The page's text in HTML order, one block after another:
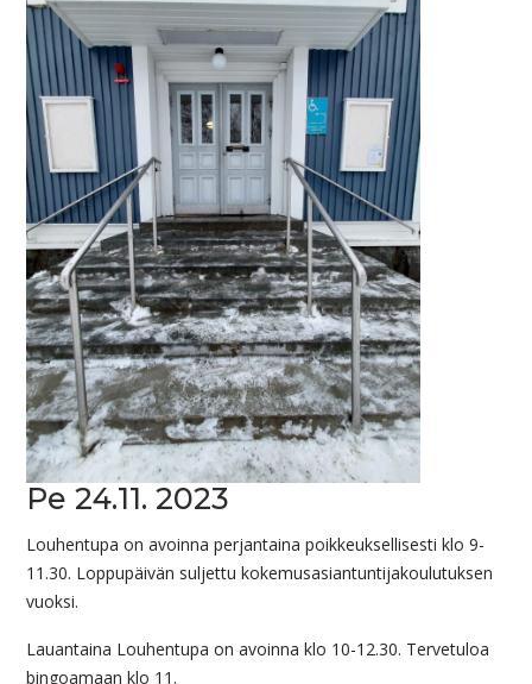
Pe 24.11. 2023
Louhentupa on avoinna perjantaina poikkeuksellisesti klo 9-
11.30. Loppupäivän suljettu kokemusasiantuntijakoulutuksen
vuoksi.
Lauantaina Louhentupa on avoinna klo 10-12.30. Tervetuloa
bingoamaan klo 11.